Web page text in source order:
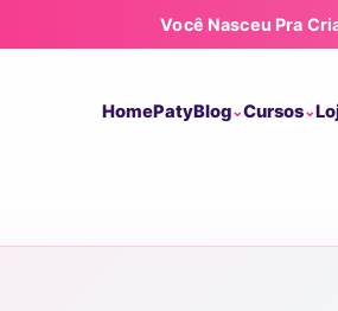
Você Nasceu Pra
HomePatyBlog Cursos